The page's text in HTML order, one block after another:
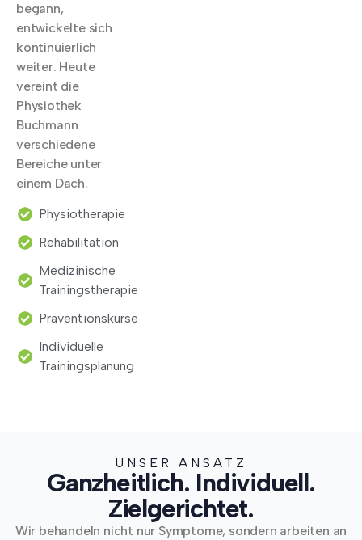
begann,
entwickelte sich
kontinuierlich
weiter. Heute
vereint die
Physiothek
Buchmann
verschiedene
Bereiche unter
einem Dach.
Physiotherapie
Rehabilitation
Medizinische
Trainingstherapie
Präventionskurse
Individuelle
Trainingsplanung
UNSER ANSATZ
Ganzheitlich. Individuell.
Zielgerichtet.
Wir behandeln nicht nur Symptome, sondern arbeiten an